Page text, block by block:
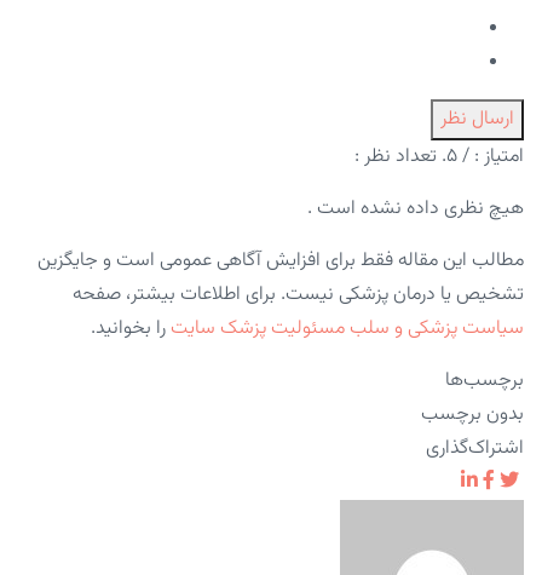
ارسال نظر
امتیاز : / ۵. تعداد نظر :
هیچ نظری داده نشده است .
مطالب این مقاله فقط برای افزایش آگاهی عمومی است و جایگزین
تشخیص یا درمان پزشکی نیست. برای اطلاعات بیشتر، صفحه
سیاست پزشکی و سلب مسئولیت پزشک سایت را بخوانید.
برچسب‌ها
بدون برچسب
اشتراک‌گذاری